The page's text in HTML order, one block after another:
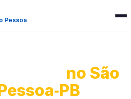
Pessoa
no São